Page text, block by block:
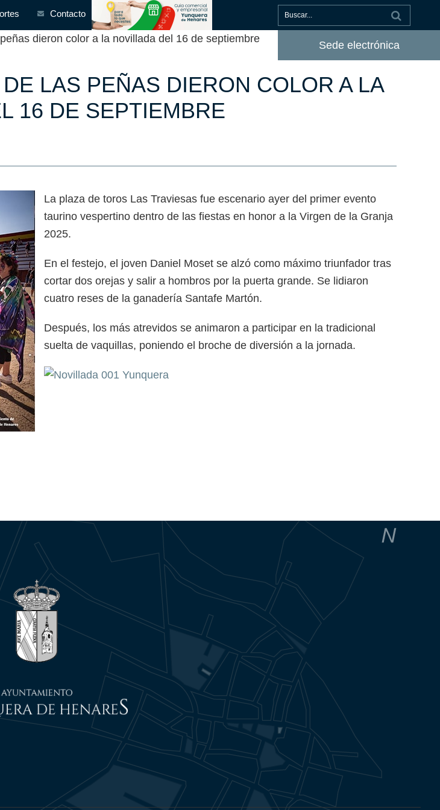
Contacto
Sede electrónica
dieron color a la novillada del 16 de septiembre
LAS PEÑAS DIERON COLOR A LA
16 DE SEPTIEMBRE
La plaza de toros Las Traviesas fue escenario ayer del primer evento
taurino vespertino dentro de las fiestas en honor a la Virgen de la Granja
2025.
En el festejo, el joven Daniel Moset se alzó como máximo triunfador tras
cortar dos orejas y salir a hombros por la puerta grande. Se lidiaron
cuatro reses de la ganadería Santafe Martón.
Después, los más atrevidos se animaron a participar en la tradicional
suelta de vaquillas, poniendo el broche de diversión a la jornada.